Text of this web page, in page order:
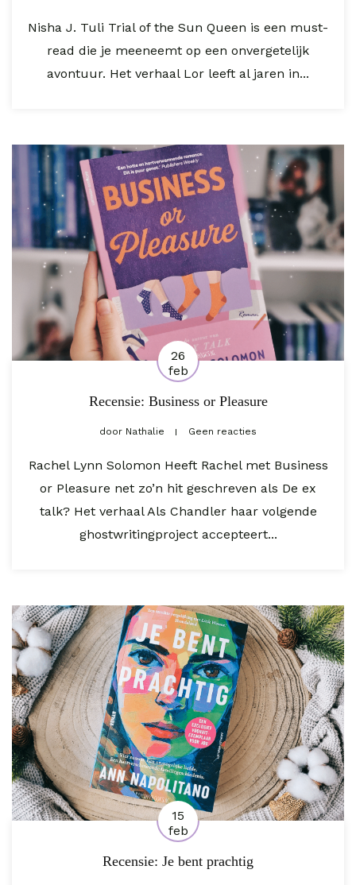
Nisha J. Tuli Trial of the Sun Queen is een must-
read die je meeneemt op een onvergetelijk
avontuur. Het verhaal Lor leeft al jaren in...
26
feb
Recensie: Business or Pleasure
door Nathalie Geen reacties
Rachel Lynn Solomon Heeft Rachel met Business
or Pleasure net zo’n hit geschreven als De ex
talk? Het verhaal Als Chandler haar volgende
ghostwritingproject accepteert...
15
feb
Recensie: Je bent prachtig